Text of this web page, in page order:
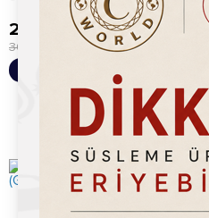
289.20 TL
300.00